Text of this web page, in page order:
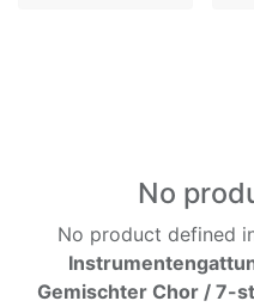
No
No product defined
Gemischter Chor / 7-